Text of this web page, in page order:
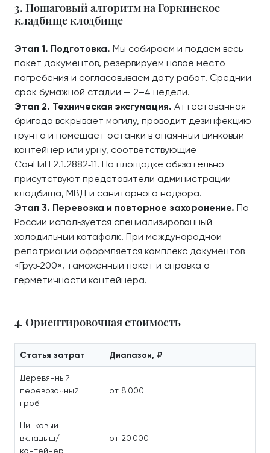
3. Пошаговый алгоритм на Горкинское
кладбище клодбище
Этап 1. Подготовка. Мы собираем и подаём весь
пакет документов, резервируем новое место
погребения и согласовываем дату работ. Средний
срок бумажной стадии — 2–4 недели.
Этап 2. Техническая эксгумация. Аттестованная
бригада вскрывает могилу, проводит дезинфекцию
грунта и помещает останки в опаянный цинковый
контейнер или урну, соответствующие
СанПиН 2.1.2882‑11. На площадке обязательно
присутствуют представители администрации
кладбища, МВД и санитарного надзора.
Этап 3. Перевозка и повторное захоронение. По
России используется специализированный
холодильный катафалк. При международной
репатриации оформляется комплекс документов
«Груз‑200», таможенный пакет и справка о
герметичности контейнера.
4. Ориентировочная стоимость
Статья затрат Диапазон, ₽
Деревянный
перевозочный
гроб
от 8 000
Цинковый
вкладыш/
контейнер
от 20 000